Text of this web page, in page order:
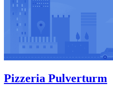
Pizzeria Pulverturm